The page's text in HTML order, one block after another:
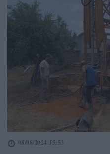
08/08/2024 15:53